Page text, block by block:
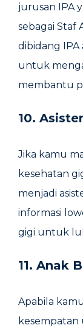
jurusan IPA
sebagai Staf
dibidang
untuk
membantu
10.
Jika kamu
kesehatan
menjadi
informasi
gigi untuk
11. Anak
Apabila
kesempatan